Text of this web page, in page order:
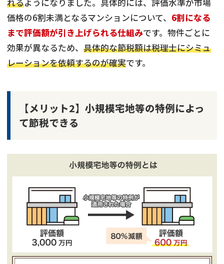
価格の6割未満となるマンションについて、 6割になる
まで評価額が引き上げられる仕組みです。物件ごとに
効果が異なるため、 具体的な節税額は税理士にシミュ
レーションを依頼するのが確実です。
【メリット2】小規模宅地等の特例によっ
て節税できる